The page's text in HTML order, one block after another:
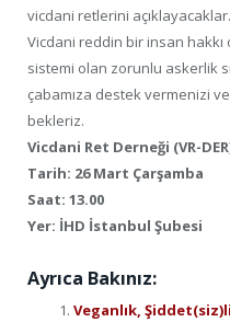
vicdani retlerini açıklayacaklar.
Vicdani reddin bir insan
sistemi olan zorunlu askerlik
çabamıza destek vermenizi ve
bekleriz.
Vicdani Ret Derneği (VR-
Tarih: 26 Mart Çarşamba
Saat: 13.00
Yer: İHD İstanbul Şubesi
Ayrıca Bakınız:
Veganlık,